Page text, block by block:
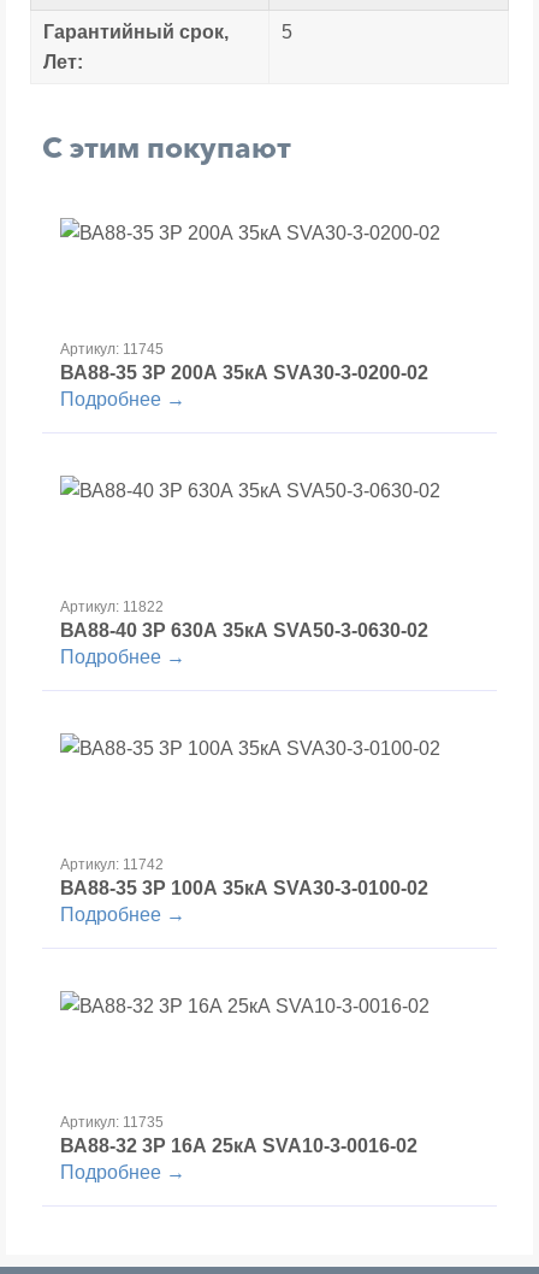
Гарантийный срок,
Лет:
5
С этим покупают
Артикул: 11745
ВА88-35 3Р 200А 35кА SVA30-3-0200-02
Подробнее →
Артикул: 11822
ВА88-40 3Р 630А 35кА SVA50-3-0630-02
Подробнее →
Артикул: 11742
ВА88-35 3Р 100А 35кА SVA30-3-0100-02
Подробнее →
Артикул: 11735
ВА88-32 3Р 16А 25кА SVA10-3-0016-02
Подробнее →